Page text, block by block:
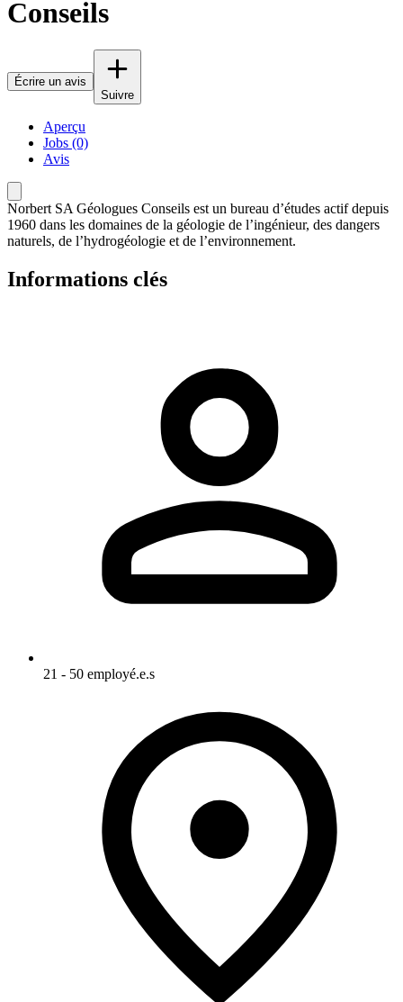
Conseils
Écrire un avis
Suivre
Aperçu
Jobs (0)
Avis
Norbert SA Géologues Conseils est un bureau d’études actif depuis
1960 dans les domaines de la géologie de l’ingénieur, des dangers
naturels, de l’hydrogéologie et de l’environnement.
Informations clés
21 - 50 employé.e.s